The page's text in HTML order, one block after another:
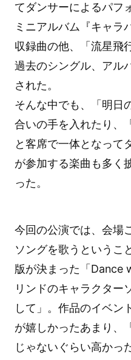
てダンサーによるパフ
ミニアルバム『キャラ
収録曲の他、「流星飛
過去のシングル、アル
された。
そんな中でも、「明日
合いの手を入れたり、
と客席で一体となって
が参加する楽曲も多く
った。
今回の公演では、会場
ソングを歌うというこ
版が決まった「Dance
リンドのキャラクター
して」。作品のイベン
が嬉しかったあまり、
じゃないぐらい高かっ